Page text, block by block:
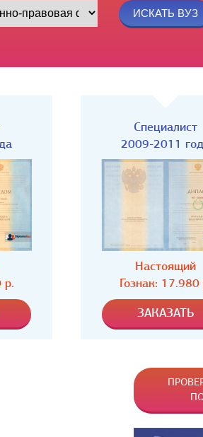
р.
Специалист
2004-2008
Настоящий
Гознак: 16.980